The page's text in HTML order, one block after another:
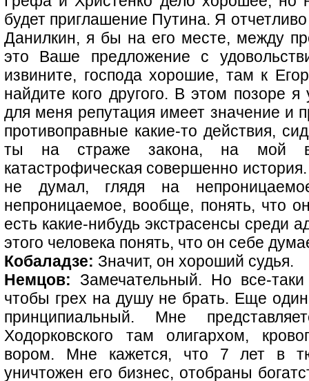
будет приглашение Путина. Я
Данилкин, я бы на его месте, между
это Ваше предложение с
извините, господа хорошие, там к
найдите кого другого. В этом позоре
для меня репутация имеет значение и
противоправные какие-то действия,
ты на страже закона, на мой
катастрофическая совершенно
не думал, глядя на
непроницаемое, вообще, понять, что
есть какие-нибудь экстрасенсы среди
этого человека понять, что он себе
Кобаладзе: Значит, он хороший судья.
Немцов: Замечательный. Но все-
чтобы грех на душу не брать. Еще
принципиальный. Мне
Ходорковского там олигархом,
вором. Мне кажется, что 7 лет в
уничтожен его бизнес, отобраны